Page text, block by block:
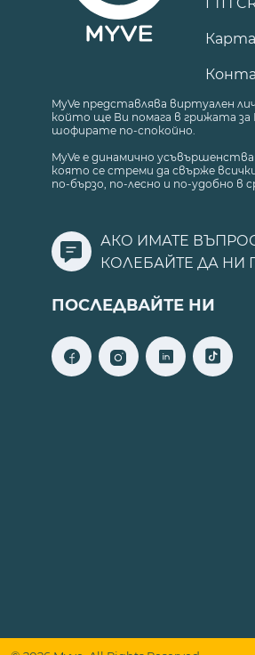
MyVe представлява виртуален
който ще Ви помага в грижата
шофирате по-спокойно.
MyVe е динамично
която се стреми да свърже
по-бързо, по-лесно и по-удобно в
АКО ИМАТЕ
КОЛЕБАЙТЕ ДА НИ
ПОСЛЕДВАЙТЕ НИ